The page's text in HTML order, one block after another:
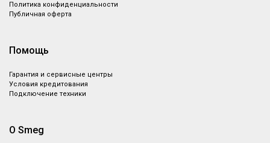
Политика конфиденциальности
Публичная оферта
Помощь
Гарантия и сервисные центры
Условия кредитования
Подключение техники
О Smeg